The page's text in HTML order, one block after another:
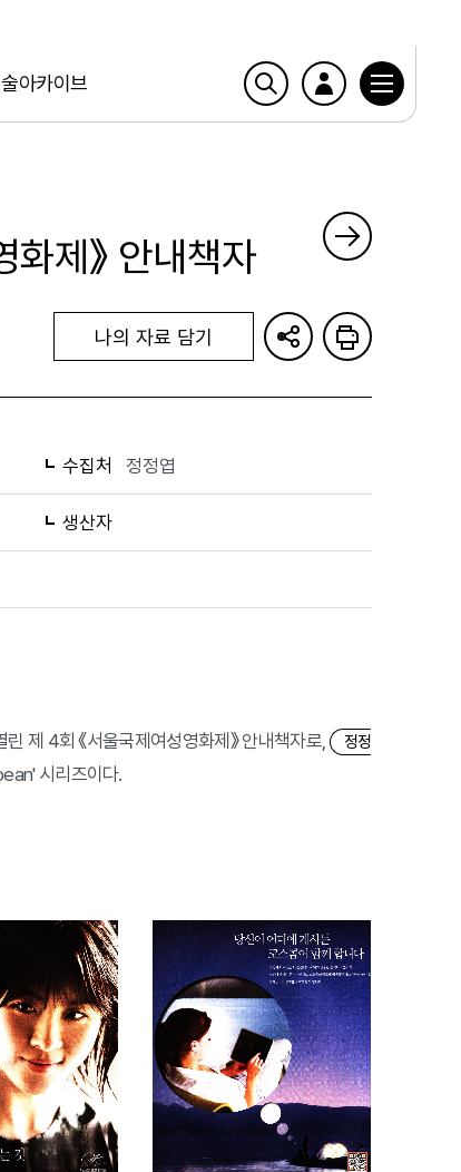
아카이브
제》 안내책자
나의 자료 담기
수집처 정정엽
생산자
제 4회 《서울국제여성영화제》 안내책자로,
정정
시리즈이다.